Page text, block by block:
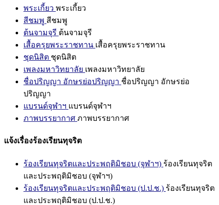
พระเกี้ยว พระเกี้ยว
สีชมพู สีชมพู
ต้นจามจุรี ต้นจามจุรี
เสื้อครุยพระราชทาน เสื้อครุยพระราชทาน
ชุดนิสิต ชุดนิสิต
เพลงมหาวิทยาลัย เพลงมหาวิทยาลัย
ชื่อปริญญา อักษรย่อปริญญา ชื่อปริญญา อักษรย่อ
ปริญญา
แบรนด์จุฬาฯ แบรนด์จุฬาฯ
ภาพบรรยากาศ ภาพบรรยากาศ
แจ้งเรื่องร้องเรียนทุจริต
ร้องเรียนทุจริตและประพฤติมิชอบ (จุฬาฯ) ร้องเรียนทุจริต
และประพฤติมิชอบ (จุฬาฯ)
ร้องเรียนทุจริตและประพฤติมิชอบ (ป.ป.ช.) ร้องเรียนทุจริต
และประพฤติมิชอบ (ป.ป.ช.)